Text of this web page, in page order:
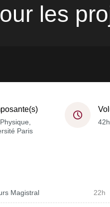
les
Paris
42h
Magistral 22h